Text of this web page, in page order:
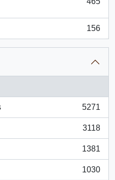
156
5271
3118
1381
1030